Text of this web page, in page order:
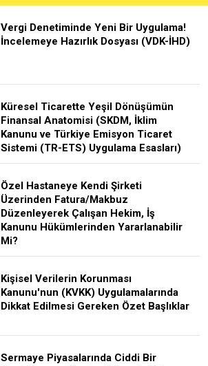
Vergi Denetiminde Yeni Bir Uygulama!
İncelemeye Hazırlık Dosyası (VDK-İHD)
Küresel Ticarette Yeşil Dönüşümün
Finansal Anatomisi (SKDM, İklim
Kanunu ve Türkiye Emisyon Ticaret
Sistemi (TR-ETS) Uygulama Esasları)
Özel Hastaneye Kendi Şirketi
Üzerinden Fatura/Makbuz
Düzenleyerek Çalışan Hekim, İş
Kanunu Hükümlerinden Yararlanabilir
Mi?
Kişisel Verilerin Korunması
Kanunu'nun (KVKK) Uygulamalarında
Dikkat Edilmesi Gereken Özet Başlıklar
Sermaye Piyasalarında Ciddi Bir